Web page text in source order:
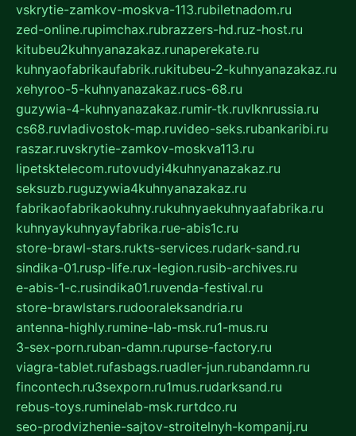
vskrytie-zamkov-moskva-113.rubiletnadom.ru
zed-online.rupimchax.rubrazzers-hd.ruz-host.ru
kitubeu2kuhnyanazakaz.runaperekate.ru
kuhnyaofabrikaufabrik.rukitubeu-2-kuhnyanazakaz.ru
xehyroo-5-kuhnyanazakaz.rucs-68.ru
guzywia-4-kuhnyanazakaz.rumir-tk.ruvlknrussia.ru
cs68.ruvladivostok-map.ruvideo-seks.rubankaribi.ru
raszar.ruvskrytie-zamkov-moskva113.ru
lipetsktelecom.rutovudyi4kuhnyanazakaz.ru
seksuzb.ruguzywia4kuhnyanazakaz.ru
fabrikaofabrikaokuhny.rukuhnyaekuhnyaafabrika.ru
kuhnyaykuhnyayfabrika.rue-abis1c.ru
store-brawl-stars.rukts-services.rudark-sand.ru
sindika-01.rusp-life.rux-legion.rusib-archives.ru
e-abis-1-c.rusindika01.ruvenda-festival.ru
store-brawlstars.rudooraleksandria.ru
antenna-highly.rumine-lab-msk.ru1-mus.ru
3-sex-porn.ruban-damn.rupurse-factory.ru
viagra-tablet.rufasbags.ruadler-jun.rubandamn.ru
fincontech.ru3sexporn.ru1mus.rudarksand.ru
rebus-toys.ruminelab-msk.rurtdco.ru
seo-prodvizhenie-sajtov-stroitelnyh-kompanij.ru